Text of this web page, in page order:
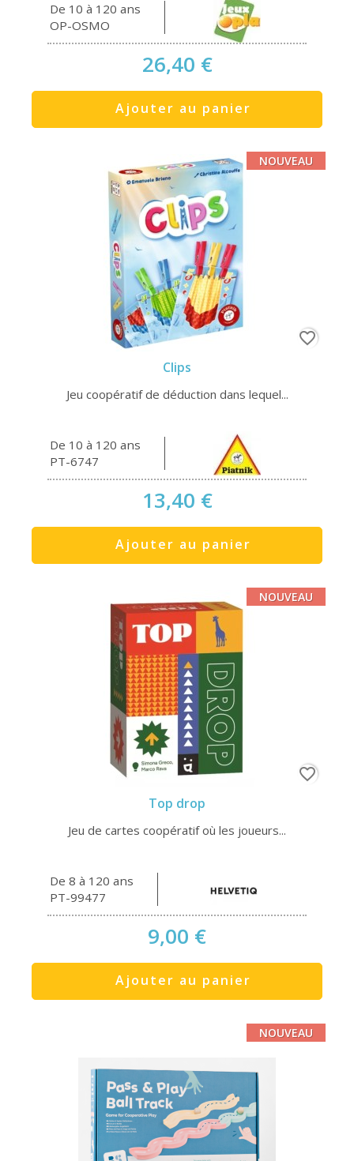
De 10 à 120 ans
OP-OSMO
26,40 €
Ajouter au panier
Clips
Jeu coopératif de déduction dans lequel...
De 10 à 120 ans
PT-6747
13,40 €
Ajouter au panier
NOUVEAU
favorite_border
Top drop
Jeu de cartes coopératif où les joueurs...
De 8 à 120 ans
PT-99477
9,00 €
Ajouter au panier
NOUVEAU
favorite_border
NOUVEAU